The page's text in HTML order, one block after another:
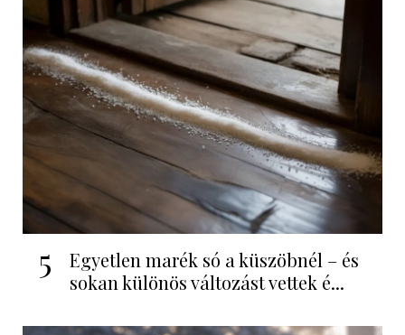
5
Egyetlen marék só a küszöbnél – és
sokan különös változást vettek é...